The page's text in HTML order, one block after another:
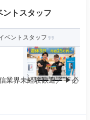
ントスタッフ
ベントスタッフ
業界未経験歓迎／ ▶必